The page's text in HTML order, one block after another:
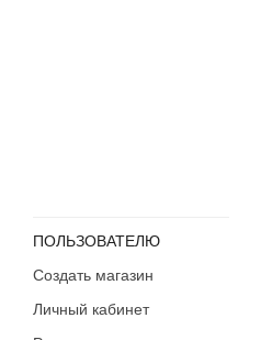
ПОЛЬЗОВАТЕЛЮ
Создать магазин
Личный кабинет